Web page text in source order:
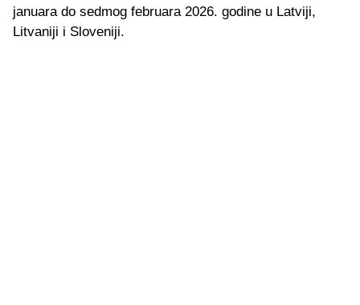
januara do sedmog februara 2026. godine u Latviji,
Litvaniji i Sloveniji.